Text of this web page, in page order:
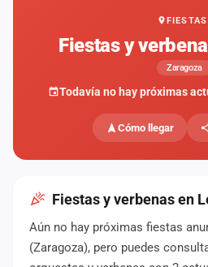
FIESTAS
Fiestas y
Zaragoza
Todavía no hay próximas
Cómo llegar
Fiestas y verbenas en
Aún no hay próximas fiestas
(Zaragoza), pero puedes
Componentes
Agencias
Rankings
Vídeos